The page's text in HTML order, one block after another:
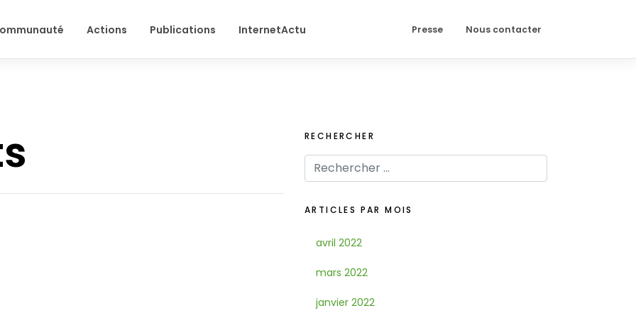
Actions Publications InternetActu Presse Nous contacter
RECHERCHER
ARTICLES PAR MOIS
avril 2022
mars 2022
janvier 2022